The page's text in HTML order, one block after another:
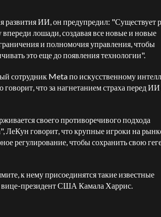
развития ИИ, он предупредил: "Существует
впереди лошади, создавая все новые и новые
и полномочия управления, чтобы
это еще до появления технологии".
сотрудник Meta по искусственному
говорит, что за нагнетанием страха перед ИИ
своего противоречивого подхода
ЛеКун говорит, что крупные игроки на
регулирование, чтобы сохранить свою
к нему присоединятся такие известные
президент США Камала Харрис.